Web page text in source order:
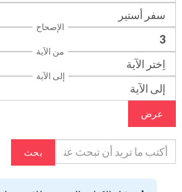
الإصحاح
من الآية
إلى الآية
عرض
بحث